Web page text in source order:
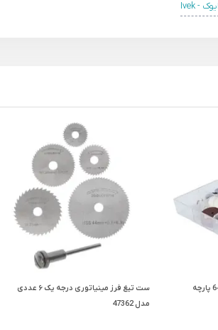
ایوک - Ivek
ست ابزار حکاکی مینیاتوری شپخ 64 پارچه
ست تیغ فرز مینیاتوری درجه یک ۶ عددی
مدل 47362